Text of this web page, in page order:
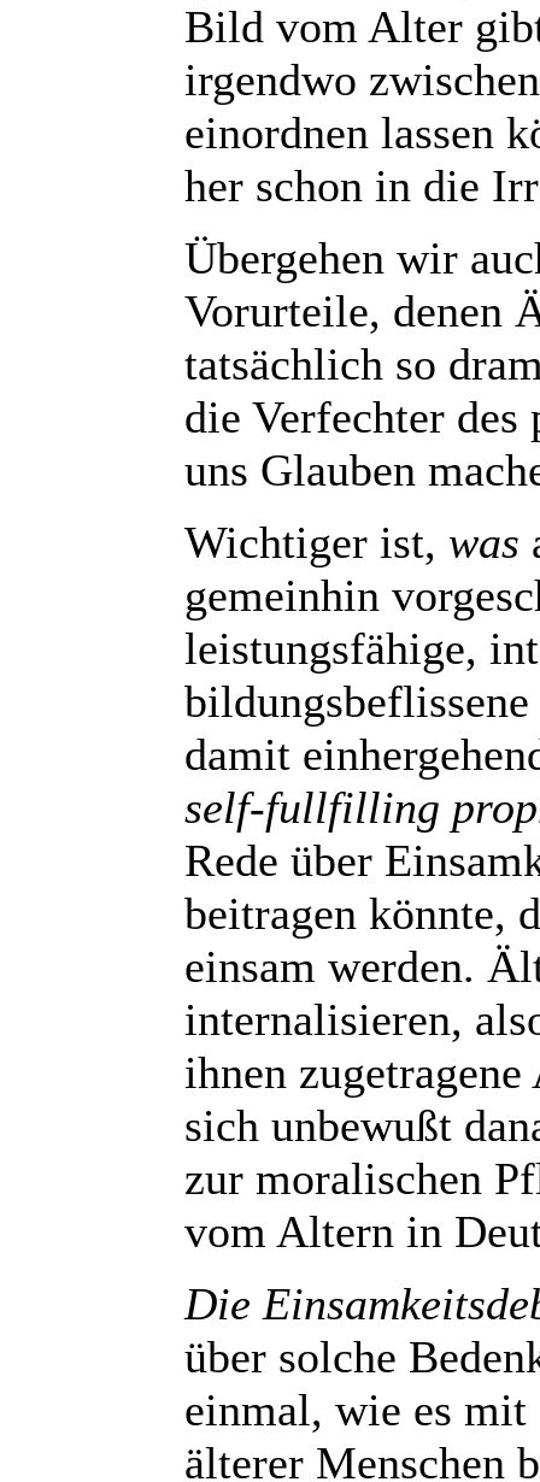
Bild vom Alter
irgendwo
einordnen lassen
her schon in die
Übergehen wir
Vorurteile, denen
tatsächlich so
die Verfechter
uns Glauben
Wichtiger ist, was
gemeinhin
leistungsfähige,
damit
self-fullfilling
Rede über
beitragen könnte,
einsam werden.
internalisieren,
ihnen
sich unbewußt
zur moralischen
vom Altern in
Die
über solche
einmal, wie es
älterer Menschen